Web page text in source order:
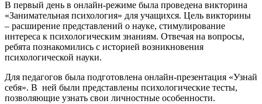
В первый день в онлайн-режиме была проведена викторина
«Занимательная психология» для учащихся. Цель викторины
– расширение представлений о науке, стимулирование
интереса к психологическим знаниям. Отвечая на вопросы,
ребята познакомились с историей возникновения
психологической науки.
Для педагогов была подготовлена онлайн-презентация «Узнай
себя». В ней были представлены психологические тесты,
позволяющие узнать свои личностные особенности.